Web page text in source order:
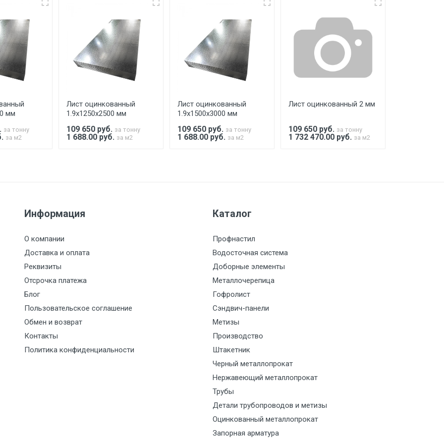
Центральный проезд 27. Погрузка производится только в открытую машину. Ручная
в размере, установленном поставщиком.
обязан обеспечить подъезные пути для разгружаемого а/м. На разгрузку автомобиля
индивидуально.
6500 с НДС 35р./км за МКАД
7500 с НДС 35р./км за МКАД
9000 с НДС 40р./км за МКАД
10000 с НДС 45р./км за МКАД
10500 с НДС 45р./км за МКАД
12500 с НДС 55р./км за МКАД
По согласованию с транспортным
отделом
По согласованию с транспортным
отделом
мм
за тонну
за м2
Лист оцинкованный
1.9х1250х2500 мм
109 650 руб. за тонну
1 688.00 руб. за м2
Лист оцинкованный
1.9х1500х3000 мм
109 650 руб. за тонну
1 688.00 руб. за м2
Лист оцинкованный 2 мм
109 650 руб. за тонну
1 732 470.00 руб. за м2
Информация
О компании
Доставка и оплата
Реквизиты
Отсрочка платежа
Блог
Пользовательское соглашение
Обмен и возврат
Контакты
Политика конфиденциальности
Каталог
Профнастил
Водосточная система
Доборные элементы
Металлочерепица
Гофролист
Сэндвич-панели
Метизы
Производство
Штакетник
Черный металлопрокат
Нержавеющий металлопрокат
Трубы
Детали трубопроводов и метизы
Оцинкованный металлопрокат
Запорная арматура